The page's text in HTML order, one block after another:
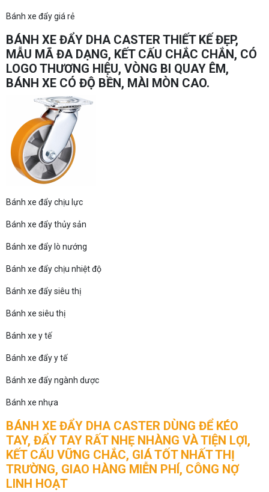
Bánh xe đẩy giá rẻ
BÁNH XE ĐẨY DHA CASTER THIẾT KẾ ĐẸP,
MẪU MÃ ĐA DẠNG, KẾT CẤU CHẮC CHẮN, CÓ
LOGO THƯƠNG HIỆU, VÒNG BI QUAY ÊM,
BÁNH XE CÓ ĐỘ BỀN, MÀI MÒN CAO.
Bánh xe đẩy chịu lực
Bánh xe đẩy thủy sản
Bánh xe đẩy lò nướng
Bánh xe đẩy chịu nhiệt độ
Bánh xe đẩy siêu thị
Bánh xe siêu thị
Bánh xe y tế
Bánh xe đẩy y tế
Bánh xe đẩy ngành dược
Bánh xe nhựa
BÁNH XE ĐẨY DHA CASTER DÙNG ĐỂ KÉO
TAY, ĐẨY TAY RẤT NHẸ NHÀNG VÀ TIỆN LỢI,
KẾT CẤU VỮNG CHẮC, GIÁ TỐT NHẤT THỊ
TRƯỜNG, GIAO HÀNG MIỄN PHÍ, CÔNG NỢ
LINH HOẠT